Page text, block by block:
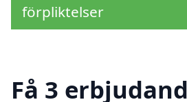
förpliktelser
Få 3